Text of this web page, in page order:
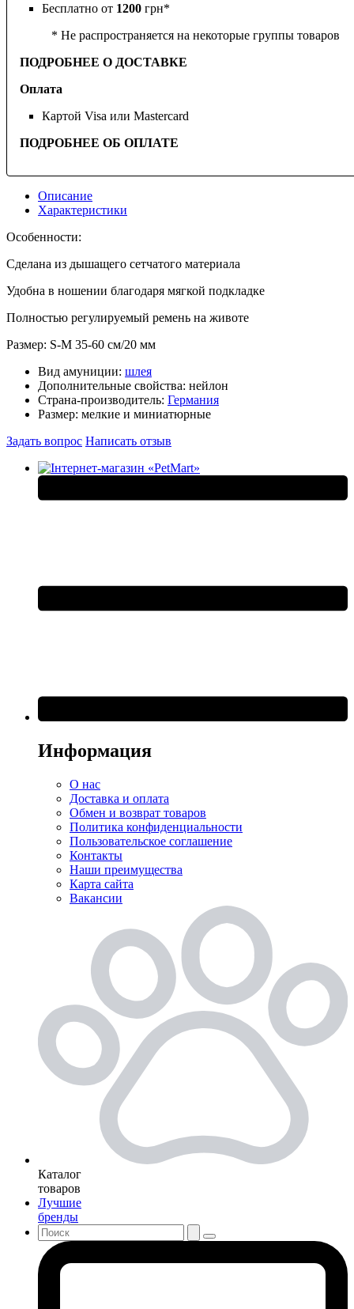
Бесплатно от 1200 грн*
* Не распространяется на некоторые группы товаров
ПОДРОБНЕЕ О ДОСТАВКЕ
Оплата
Картой Visa или Mastercard
ПОДРОБНЕЕ ОБ ОПЛАТЕ
Описание
Характеристики
Особенности:
Сделана из дышащего сетчатого материала
Удобна в ношении благодаря мягкой подкладке
Полностью регулируемый ремень на животе
Размер: S-M 35-60 см/20 мм
Вид амуниции: шлея
Дополнительные свойства: нейлон
Страна-производитель: Германия
Размер: мелкие и миниатюрные
Задать вопрос Написать отзыв
Информация
О нас
Доставка и оплата
Обмен и возврат товаров
Политика конфиденциальности
Пользовательское соглашение
Контакты
Наши преимущества
Карта сайта
Вакансии
Каталог
товаров
Лучшие
бренды